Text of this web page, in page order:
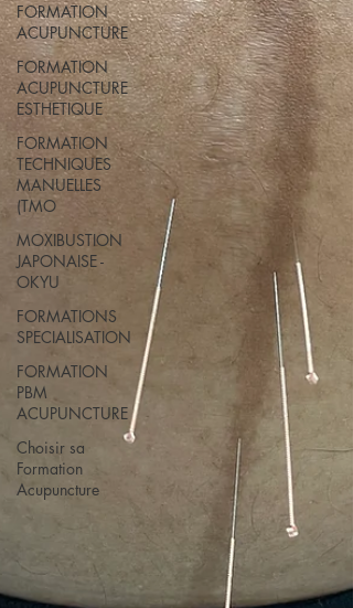
FORMATION
ACUPUNCTURE
FORMATION
ACUPUNCTURE
ESTHETIQUE
FORMATION
TECHNIQUES
MANUELLES
(TMO
MOXIBUSTION
JAPONAISE -
OKYU
FORMATIONS
SPECIALISATION
FORMATION
PBM
ACUPUNCTURE
Choisir sa
Formation
Acupuncture